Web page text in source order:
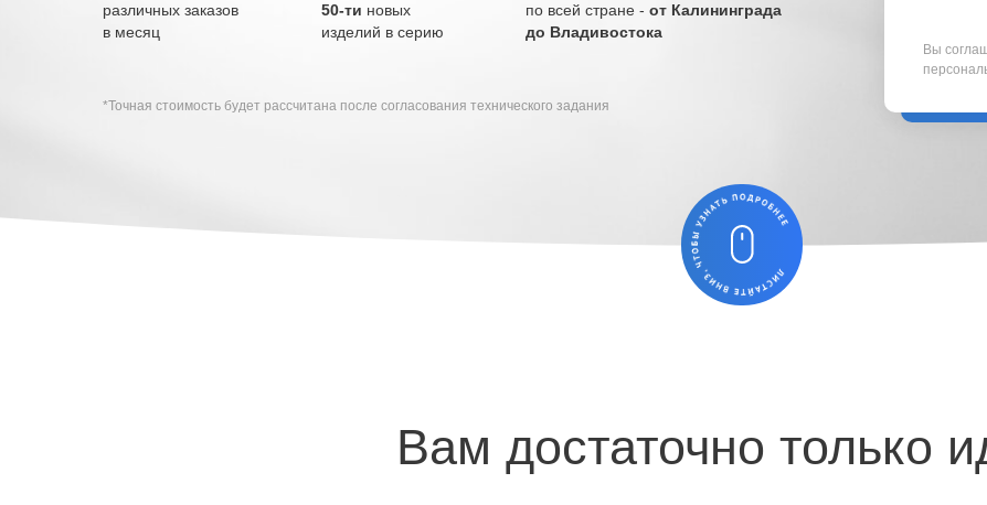
по всей стране - от Калининграда
до Владивостока
различных заказов
в месяц
*Точная стоимость будет рассчитана после согласования технического задания
50-ти новых
изделий в серию
Вы
Вам достаточно только